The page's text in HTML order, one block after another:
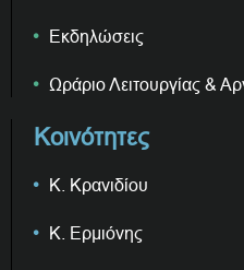
Εκδηλώσεις
Ωράριο Λειτουργίας &
Κοινότητες
Κ. Κρανιδίου
Κ. Ερμιόνης